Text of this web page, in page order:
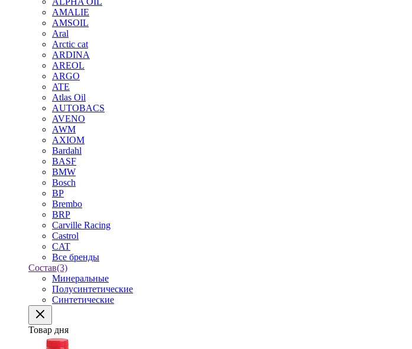
AMALIE
AMSOIL
Aral
Arctic cat
ARDINA
AREOL
ARGO
ATE
Atlas Oil
AUTOBACS
AVENO
AWM
AXIOM
Bardahl
BASF
BMW
Bosch
BP
Brembo
BRP
Carville Racing
Castrol
CAT
Все бренды
Состав(3)
Минеральные
Полусинтетические
Синтетические
Товар дня